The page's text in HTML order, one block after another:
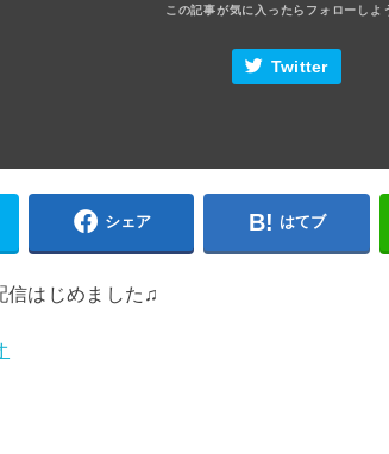
Twitter
シェア はてブ
信はじめました♫